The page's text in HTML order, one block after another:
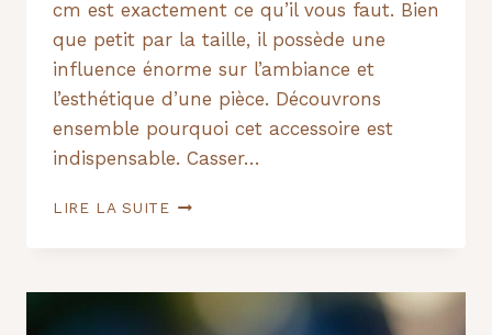
cm est exactement ce qu’il vous faut. Bien
que petit par la taille, il possède une
influence énorme sur l’ambiance et
l’esthétique d’une pièce. Découvrons
ensemble pourquoi cet accessoire est
indispensable. Casser…
LIRE LA SUITEPOURQUOI
60